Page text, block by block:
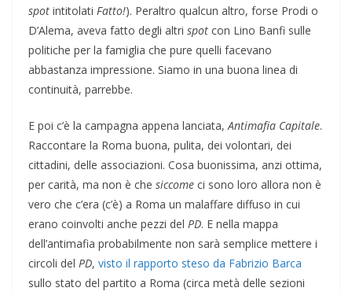
spot intitolati Fatto!). Peraltro qualcun altro, forse Prodi o
D’Alema, aveva fatto degli altri spot con Lino Banfi sulle
politiche per la famiglia che pure quelli facevano
abbastanza impressione. Siamo in una buona linea di
continuità, parrebbe.
E poi c’è la campagna appena lanciata,Antimafia Capitale.
Raccontare la Roma buona, pulita, dei volontari, dei
cittadini, delle associazioni. Cosa buonissima, anzi ottima,
per carità, ma non è che siccome ci sono loro allora non è
vero che c’era (c’è) a Roma un malaffare diffuso in cui
erano coinvolti anche pezzi del PD. E nella mappa
dell’antimafia probabilmente non sarà semplice mettere i
circoli del PD, visto il rapporto steso da Fabrizio Barca
sullo stato del partito a Roma (circa metà delle sezioni